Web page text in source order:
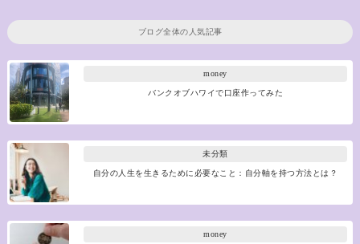
ブログ全体の人気記事
money
バンクオブハワイで口座作ってみた
未分類
自分の人生を生きるために必要なこと：自分軸を持つ方法とは？
money